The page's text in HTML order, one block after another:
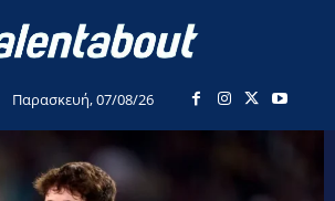
Παρασκευή, 07/08/26